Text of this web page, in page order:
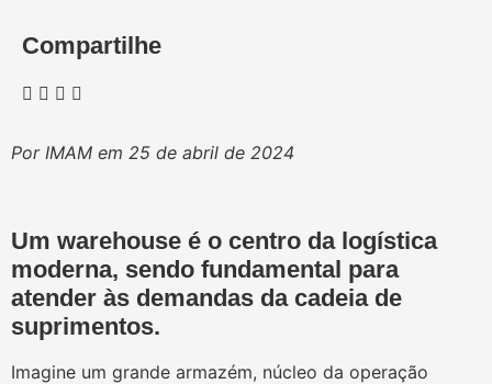
Compartilhe
Por IMAM em 25 de abril de 2024
Um warehouse é o centro da logística
moderna, sendo fundamental para
atender às demandas da cadeia de
suprimentos.
Imagine um grande armazém, núcleo da operação